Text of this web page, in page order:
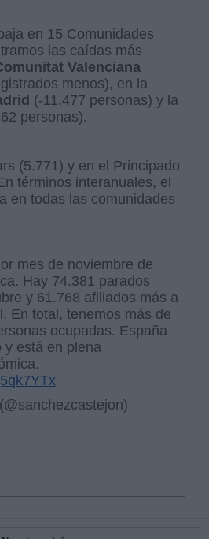
en 15 Comunidades
las caídas más
Valenciana
menos), en la
(-11.477 personas) y la
personas).
(5.771) y en el Principado
términos interanuales, el
en todas las comunidades
mes de noviembre de
Hay 74.381 parados
y 61.768 afiliados más a
En total, tenemos más de
ocupadas. España
y está en plena